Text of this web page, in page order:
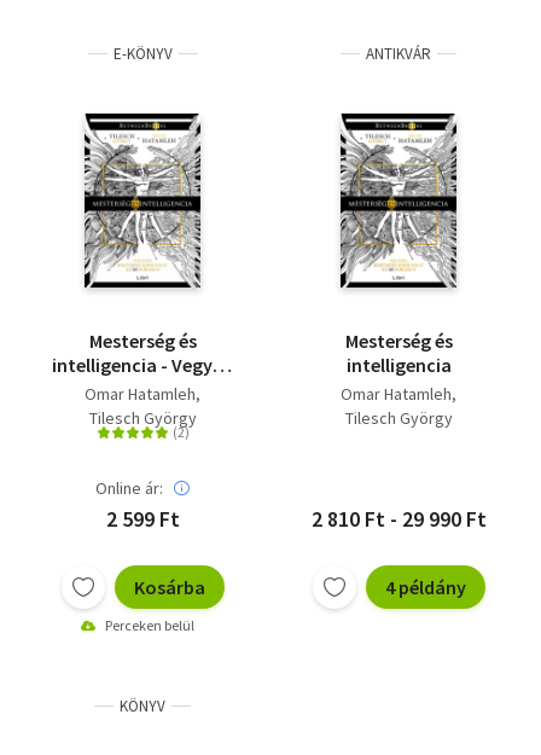
Tankönyv, segédkönyv
Társadalomtudomány
Természettudomány
Történelem
E-KÖNYV
Mesterség és
intelligencia - Vegyük
kezünkbe sorsunkat
az MI korában
Omar Hatamleh
Tilesch György
Online ár:
2 599 Ft
Kosárba
Perceken belül
ANTIKVÁR
Mesterség és
intelligencia
Omar Hatamleh
Tilesch György
2 810 Ft - 29 990 Ft
4 példány
KÖNYV